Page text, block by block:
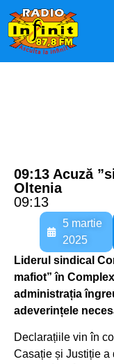
09:13 Acuză
Oltenia
09:13
5 martie
2025
Liderul sindical
mafiot” în
administrația
adeverințele
Declarațiile vin în
Casație și Justiție a